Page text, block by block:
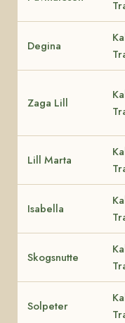
Degina
Zaga Lill
Lill Marta
Isabella
Skogsnutte
Solpeter